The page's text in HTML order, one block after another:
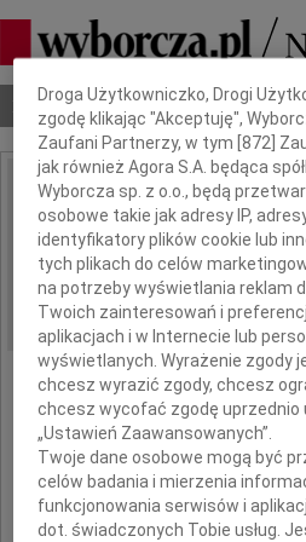
Nekrologi Odeszli Poradnik
IMIĘ I NAZWISKO: Hanna
REGION: Warszawa
DATA EMISJI: 26.05.2026
Z głębokim
Dbamy o Twoją prywatność
Droga Użytkowniczko, Drogi
zgodę klikając "Akceptuję",
Zaufani Partnerzy, w tym [872 ]
jak również Agora S.A. będąca
Wyborcza sp. z o.o., będą
osobowe takie jak adresy IP,
identyfikatory plików cookie lub
tych plikach do celów
na potrzeby wyświetlania reklam
Twoich zainteresowań i
aplikacjach i w Internecie lub
wyświetlanych. Wyrażenie zgody
chcesz wyrazić zgody, chcesz
chcesz wycofać zgodę uprzednio
„Ustawień Zaawansowanych”.
Twoje dane osobowe mogą być
celów badania i mierzenia
funkcjonowania serwisów i
dot. świadczonych Tobie usług.